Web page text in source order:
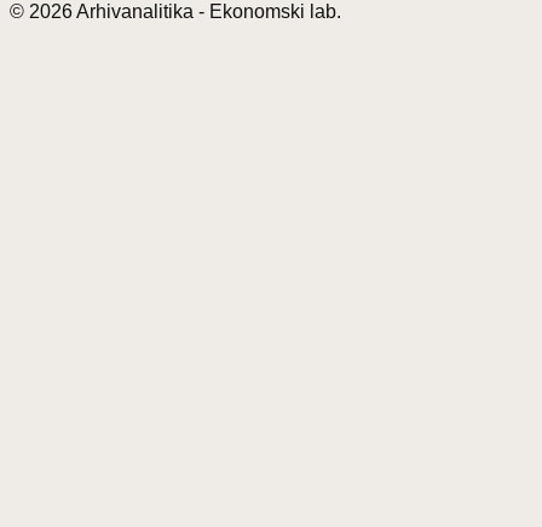
© 2026 Arhivanalitika - Ekonomski lab.